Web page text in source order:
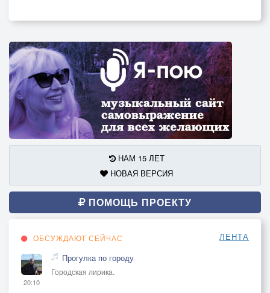
НАМ 15 ЛЕТ
НОВАЯ ВЕРСИЯ
ПОМОЩЬ ПРОЕКТУ
ОБСУЖДАЮТ СЕЙЧАС ЛЕНТА
20:10
Прогулка по городу
Городская лирика.